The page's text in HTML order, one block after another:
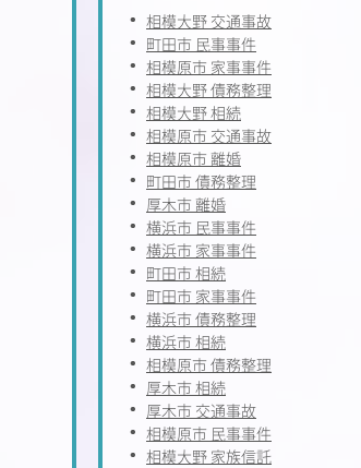
相模大野 交通事故
町田市 民事事件
相模原市 家事事件
相模大野 債務整理
相模大野 相続
相模原市 交通事故
相模原市 離婚
町田市 債務整理
厚木市 離婚
横浜市 民事事件
横浜市 家事事件
町田市 相続
町田市 家事事件
横浜市 債務整理
横浜市 相続
相模原市 債務整理
厚木市 相続
厚木市 交通事故
相模原市 民事事件
相模大野 家族信託